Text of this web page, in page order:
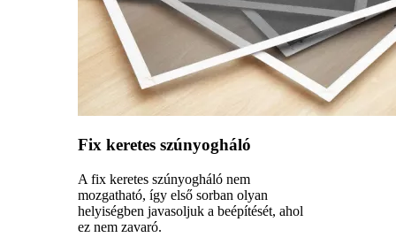
Fix keretes szúnyogháló
A fix keretes szúnyogháló nem
mozgatható, így első sorban olyan
helyiségben javasoljuk a beépítését, ahol
ez nem zavaró.